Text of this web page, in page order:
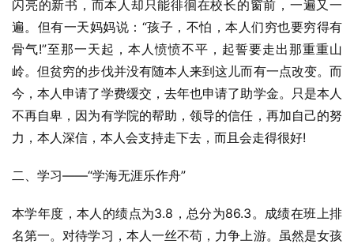
闪亮的新书，而本人却只能徘徊在校长的窗前，一遍又一
遍。但有一天妈妈说：“孩子，不怕，本人们穷也要穷得有
骨气!”至那一天起，本人愤愤不平，起誓要走出那重重山
岭。但贫穷的步伐并没有随本人来到这儿而有一点改变。而
今，本人申请了学费缓交，去年也申请了助学金。只是本人
不再自卑，因为有学院的帮助，领导的信任，再加自己的努
力，本人深信，本人会支持走下去，而且会走得很好!
二、学习——“学海无涯乐作舟”
本学年度，本人的绩点为3.8，总分为86.3。成绩在班上排
名第一。对待学习，本人一丝不苟，力争上游。虽然是女孩